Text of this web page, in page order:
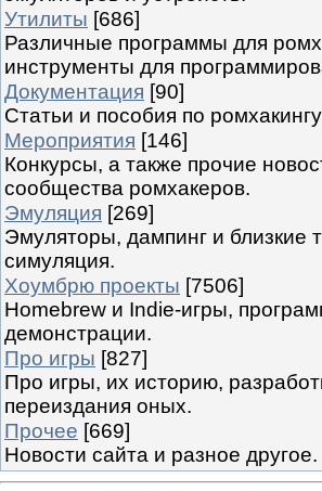
Утилиты [686]
Различные программы для
инструменты для
Документация [90]
Статьи и пособия по
Мероприятия [146]
Конкурсы, а также прочие
сообщества ромхакеров.
Эмуляция [269]
Эмуляторы, дампинг и близкие
симуляция.
Хоумбрю проекты [7506]
Homebrew и Indie-игры,
демонстрации.
Про игры [827]
Про игры, их историю,
переиздания оных.
Прочее [669]
Новости сайта и разное другое.